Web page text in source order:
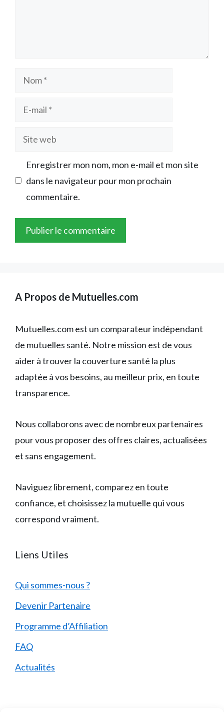
Nom
Site
Enregistrer mon nom, mon e-mail et mon site
dans le navigateur pour mon prochain
commentaire.
A Propos de Mutuelles.com
Mutuelles.com est un comparateur indépendant
de mutuelles santé. Notre mission est de vous
aider à trouver la couverture santé la plus
adaptée à vos besoins, au meilleur prix, en toute
transparence.
Nous collaborons avec de nombreux partenaires
pour vous proposer des offres claires, actualisées
et sans engagement.
Naviguez librement, comparez en toute
confiance, et choisissez la mutuelle qui vous
correspond vraiment.
Liens Utiles
Qui sommes-nous ?
Devenir Partenaire
Programme d’Affiliation
FAQ
Actualités